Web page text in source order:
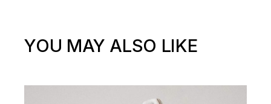
YOU MAY ALSO LIKE